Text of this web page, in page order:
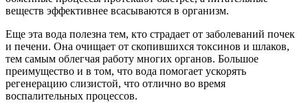
веществ эффективнее всасываются в организм.
Еще эта вода полезна тем, кто страдает от заболеваний почек
и печени. Она очищает от скопившихся токсинов и шлаков,
тем самым облегчая работу многих органов. Большое
преимущество и в том, что вода помогает ускорять
регенерацию слизистой, что отлично во время
воспалительных процессов.